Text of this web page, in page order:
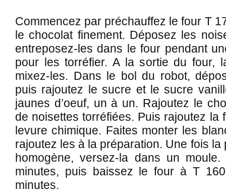
Commencez par préchauffez le four T
le chocolat finement. Déposez les
entreposez-les dans le four pendant
pour les torréfier. A la sortie du four,
mixez-les. Dans le bol du robot,
puis rajoutez le sucre et le sucre
jaunes d’oeuf, un à un. Rajoutez le
de noisettes torréfiées. Puis rajoutez la
levure chimique. Faites monter les
rajoutez les à la préparation. Une fois
homogène, versez-la dans un
minutes, puis baissez le four à T
minutes.